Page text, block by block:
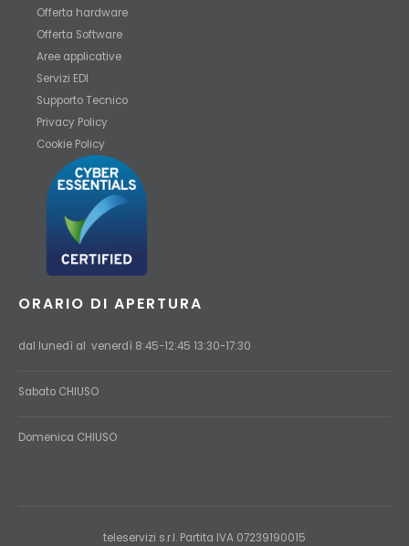
Offerta hardware
Offerta Software
Aree applicative
Servizi EDI
Supporto Tecnico
Privacy Policy
Cookie Policy
ORARIO DI APERTURA
dal lunedì al venerdì 8:45-12:45 13:30-17:30
Sabato CHIUSO
Domenica CHIUSO
teleservizi s.r.l. Partita IVA 07239190015